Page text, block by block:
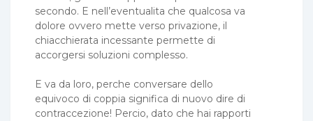
secondo. E nell’eventualita che qualcosa va
dolore ovvero mette verso privazione, il
chiacchierata incessante permette di
accorgersi soluzioni complesso.
E va da loro, perche conversare dello
equivoco di coppia significa di nuovo dire di
contraccezione! Percio, dato che hai rapporti